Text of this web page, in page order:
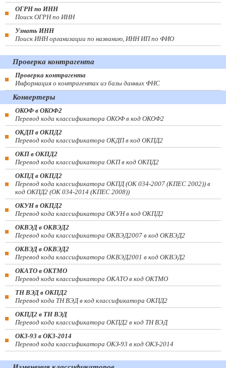
ОГРН по ИНН
Поиск ОГРН по ИНН
Узнать ИНН
Поиск ИНН организации по названию, ИНН ИП по ФИО
Проверка контрагента
Проверка контрагента
Информация о контрагентах из базы данных ФНС
Конвертеры
ОКОФ в ОКОФ2
Перевод кода классификатора ОКОФ в код ОКОФ2
ОКДП в ОКПД2
Перевод кода классификатора ОКДП в код ОКПД2
ОКП в ОКПД2
Перевод кода классификатора ОКП в код ОКПД2
ОКПД в ОКПД2
Перевод кода классификатора ОКПД (ОК 034-2007 (КПЕС 2002)) в
код ОКПД2 (ОК 034-2014 (КПЕС 2008))
ОКУН в ОКПД2
Перевод кода классификатора ОКУН в код ОКПД2
ОКВЭД в ОКВЭД2
Перевод кода классификатора ОКВЭД2007 в код ОКВЭД2
ОКВЭД в ОКВЭД2
Перевод кода классификатора ОКВЭД2001 в код ОКВЭД2
ОКАТО в ОКТМО
Перевод кода классификатора ОКАТО в код ОКТМО
ТН ВЭД в ОКПД2
Перевод кода ТН ВЭД в код классификатора ОКПД2
ОКПД2 в ТН ВЭД
Перевод кода классификатора ОКПД2 в код ТН ВЭД
ОКЗ-93 в ОКЗ-2014
Перевод кода классификатора ОКЗ-93 в код ОКЗ-2014